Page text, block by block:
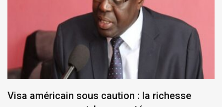
Visa américain sous caution : la richesse